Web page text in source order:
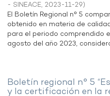
- SINEACE, 2023-11-29)
El Boletín Regional n° 5
obtenido en materia de
para el periodo comprendido
agosto del año 2023,
Boletín regional n° 5
y la certificación en la